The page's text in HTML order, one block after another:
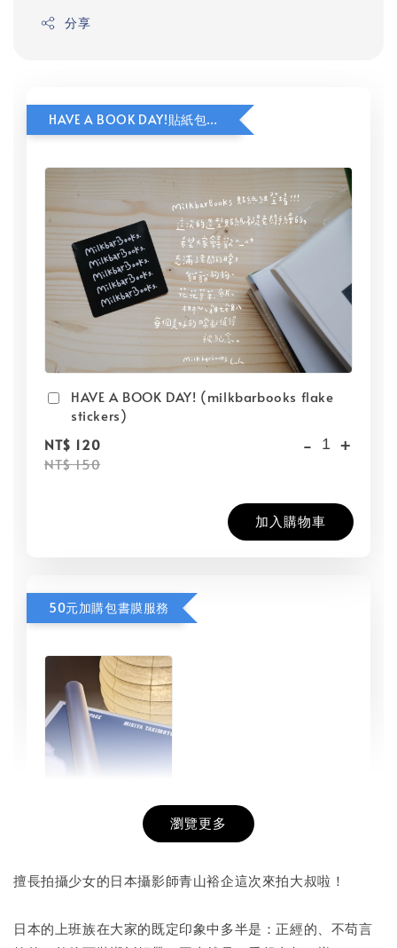
分享
HAVE A BOOK DAY!貼紙包加價購
HAVE A BOOK DAY! (milkbarbooks flake
stickers)
NT$ 120
NT$ 150
- +
加入購物車
50元加購包書膜服務
NT$ 50
- +
瀏覽更多
擅長拍攝少女的日本攝影師青山裕企這次來拍大叔啦！
日本的上班族在大家的既定印象中多半是：正經的、不苟言